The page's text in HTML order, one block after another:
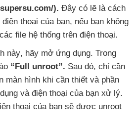
). Đây có lẽ là cách
thoại của bạn, nếu bạn không
các file hệ thống trên điện thoại.
này, hãy mở ứng dụng. Trong
“Full unroot”. Sau đó, chỉ cần
màn hình khi cần thiết và phần
và điện thoại của bạn xử lý.
thoại của bạn sẽ được unroot